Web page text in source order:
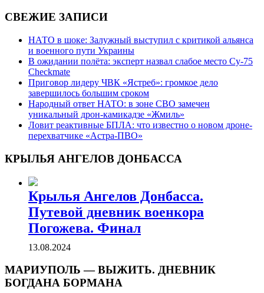
СВЕЖИЕ ЗАПИСИ
НАТО в шоке: Залужный выступил с критикой альянса
и военного пути Украины
В ожидании полёта: эксперт назвал слабое место Су-75
Checkmate
Приговор лидеру ЧВК «Ястреб»: громкое дело
завершилось большим сроком
Народный ответ НАТО: в зоне СВО замечен
уникальный дрон-камикадзе «Жмиль»
Ловит реактивные БПЛА: что известно о новом дроне-
перехватчике «Астра-ПВО»
КРЫЛЬЯ АНГЕЛОВ ДОНБАССА
Крылья Ангелов Донбасса.
Путевой дневник военкора
Погожева. Финал
13.08.2024
МАРИУПОЛЬ — ВЫЖИТЬ. ДНЕВНИК
БОГДАНА БОРМАНА